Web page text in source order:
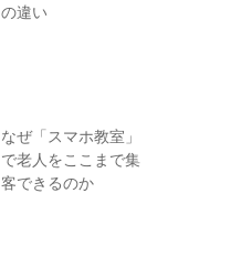
の違い
なぜ「スマホ教室」
で老人をここまで集
客できるのか